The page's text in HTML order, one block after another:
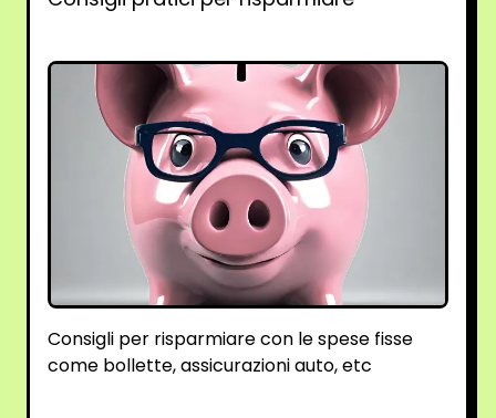
Consigli per risparmiare con le spese fisse
come bollette, assicurazioni auto, etc